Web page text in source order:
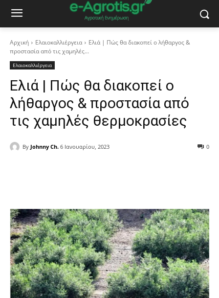
Αρχική Ελαιοκαλλιέργεια
Ελιά | Πώς θα διακοπεί ο λήθαργος &
προστασία από τις χαμηλές...
Ελαιοκαλλιέργεια
Ελιά | Πώς θα διακοπεί ο
λήθαργος & προστασία από
τις χαμηλές θερμοκρασίες
By Johnny Ch. 6 Ιανουαρίου, 2023 0